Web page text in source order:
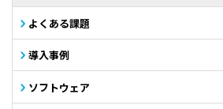
よくある課題
導入事例
ソフトウェア